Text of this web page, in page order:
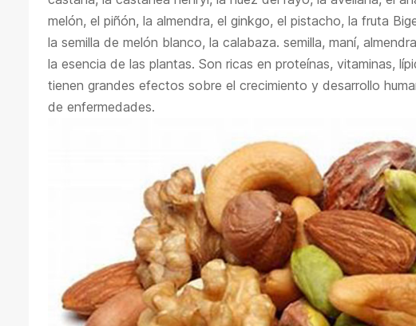
melón, el piñón, la almendra, el ginkgo, el pistacho, la fruta
la semilla de melón blanco, la calabaza. semilla, maní,
la esencia de las plantas. Son ricas en proteínas, vitaminas,
tienen grandes efectos sobre el crecimiento y desarrollo
de enfermedades.